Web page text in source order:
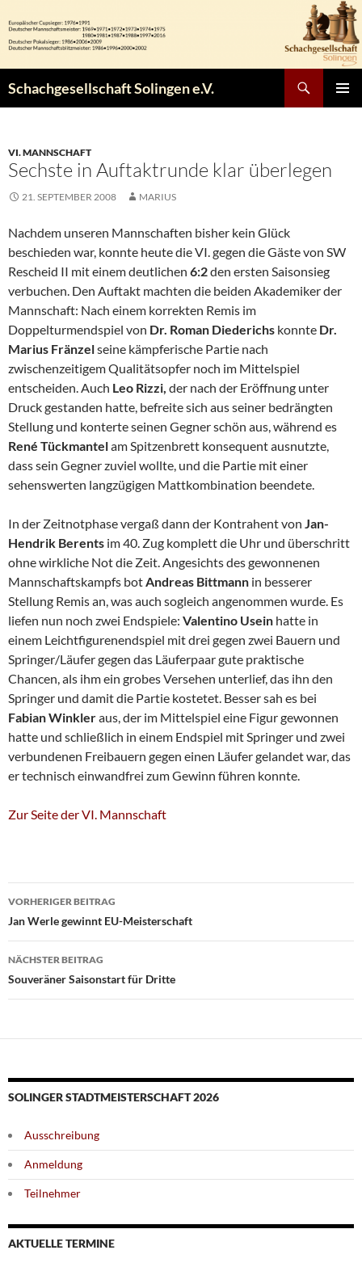
Inhalt
springen
Schachgesellschaft Solingen e.V.
VI. MANNSCHAFT
Sechste in Auftaktrunde klar überlegen
21. SEPTEMBER 2008 MARIUS
Nachdem unseren Mannschaften bisher kein Glück
beschieden war, konnte heute die VI. gegen die Gäste von SW
Rescheid II mit einem deutlichen 6:2den ersten Saisonsieg
verbuchen. Den Auftakt machten die beiden Akademiker der
Mannschaft: Nach einem korrekten Remis im
Doppelturmendspiel von Dr. Roman Diederichs konnte Dr.
Marius Fränzelseine kämpferische Partie nach
zwischenzeitigem Qualitätsopfer noch im Mittelspiel
entscheiden. Auch Leo Rizzi, der nach der Eröffnung unter
Druck gestanden hatte, befreite sich aus seiner bedrängten
Stellung und konterte seinen Gegner schön aus, während es
René Tückmantelam Spitzenbrett konsequent ausnutzte,
dass sein Gegner zuviel wollte, und die Partie mit einer
sehenswerten langzügigen Mattkombination beendete.
In der Zeitnotphase vergaß dann der Kontrahent von Jan-
Hendrik Berents im 40. Zug komplett die Uhr und überschritt
ohne wirkliche Not die Zeit. Angesichts des gewonnenen
Mannschaftskampfs botAndreas Bittmann in besserer
Stellung Remis an, was auch sogleich angenommen wurde. Es
liefen nun noch zwei Endspiele: Valentino Usein hatte in
einem Leichtfigurenendspiel mit drei gegen zwei Bauern und
Springer/Läufer gegen das Läuferpaar gute praktische
Chancen, als ihm ein grobes Versehen unterlief, das ihn den
Springer und damit die Partie kostetet. Besser sah es bei
Fabian Winkleraus, der im Mittelspiel eine Figur gewonnen
hatte und schließlich in einem Endspiel mit Springer und zwei
verbundenen Freibauern gegen einen Läufer gelandet war, das
er technisch einwandfrei zum Gewinn führen konnte.
Zur Seite der VI. Mannschaft
Beitragsnavigation
VORHERIGER BEITRAG
Jan Werle gewinnt EU-Meisterschaft
NÄCHSTER BEITRAG
Souveräner Saisonstart für Dritte
SOLINGER STADTMEISTERSCHAFT 2026
Ausschreibung
Anmeldung
Teilnehmer
AKTUELLE TERMINE